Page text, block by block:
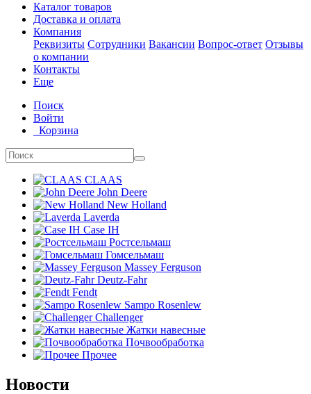
Каталог товаров
Доставка и оплата
Компания
Реквизиты Сотрудники Вакансии Вопрос-ответ Отзывы
о компании
Контакты
Еще
Поиск
Войти
Корзина
CLAAS
John Deere
New Holland
Laverda
Case IH
Ростсельмаш
Гомсельмаш
Massey Ferguson
Deutz-Fahr
Fendt
Sampo Rosenlew
Challenger
Жатки навесные
Почвообработка
Прочее
Новости